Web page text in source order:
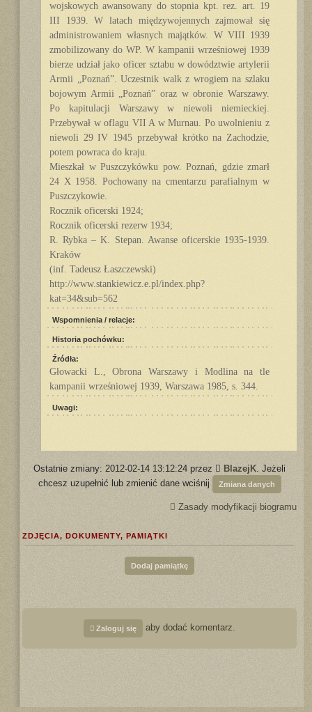
wojskowych awansowany do stopnia kpt. rez. art. 19
III 1939. W latach międzywojennych zajmował się
administrowaniem własnych majątków. W VIII 1939
zmobilizowany do WP. W kampanii wrześniowej 1939
bierze udział jako oficer sztabu w dowództwie artylerii
Armii „Poznań”. Uczestnik walk z wrogiem na szlaku
bojowym Armii „Poznań” oraz w obronie Warszawy.
Po kapitulacji Warszawy w niewoli niemieckiej.
Przebywał w oflagu VII A w Murnau. Po uwolnieniu z
niewoli 29 IV 1945 przebywał krótko na Zachodzie,
potem powraca do kraju.
Mieszkał w Puszczykówku pow. Poznań, gdzie zmarł
24 X 1958. Pochowany na cmentarzu parafialnym w
Puszczykowie.
Rocznik oficerski 1924;
Rocznik oficerski rezerw 1934;
R. Rybka – K. Stepan. Awanse oficerskie 1935-1939.
Kraków
(inf. Tadeusz Łaszczewski)
http://www.stankiewicz.e.pl/index.php?
kat=34&sub=562
Wspomnienia / relacje:
Historia pochówku:
Źródła:
Głowacki L., Obrona Warszawy i Modlina na tle
kampanii wrześniowej 1939, Warszawa 1985, s. 344.
Uwagi:
Ostatnie zmiany: 2012-02-14 13:12:24 przez BlazejK. Jeżeli
chcesz uzupełnić lub zmienić dane wciśnij
Zmiana danych
Zasady modyfikacji biogramu
ZDJĘCIA, DOKUMENTY, PAMIĄTKI
Dodaj pamiątkę
Zaloguj się aby dodać komentarz.